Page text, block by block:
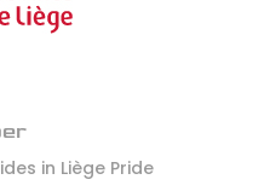
in Liège Pride